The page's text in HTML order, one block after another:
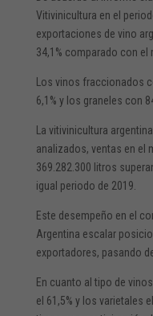
Vitivinicultura en el
exportaciones de vino
34,1% comparado con el
Los vinos fraccionados
6,1% y los graneles con
La vitivinicultura
analizados, ventas en el
369.282.300 litros
igual periodo de 2019.
Este desempeño en el
Argentina escalar
exportadores, pasando
En cuanto al tipo de
el 61,5% y los varietales